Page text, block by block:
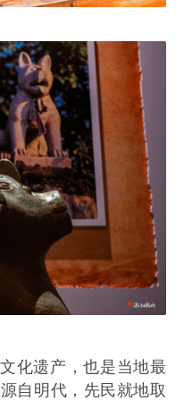
化遗产，也是当地最
自明代，先民就地取